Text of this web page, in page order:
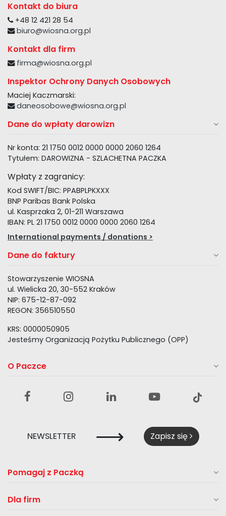
Kontakt do biura
+48 12 421 28 54
biuro@wiosna.org.pl
Kontakt dla firm
firma@wiosna.org.pl
Inspektor Ochrony Danych Osobowych
Maciej Kaczmarski:
daneosobowe@wiosna.org.pl
Dane do wpłaty darowizn
Nr konta: 21 1750 0012 0000 0000 2060 1264
Tytułem: DAROWIZNA - SZLACHETNA PACZKA
Wpłaty z zagranicy:
Kod SWIFT/BIC: PPABPLPKXXX
BNP Paribas Bank Polska
ul. Kasprzaka 2, 01-211 Warszawa
IBAN: PL 21 1750 0012 0000 0000 2060 1264
International payments / donations >
Dane do faktury
Stowarzyszenie WIOSNA
ul. Wielicka 20, 30-552 Kraków
NIP: 675-12-87-092
REGON: 356510550
KRS: 0000050905
Jesteśmy Organizacją Pożytku Publicznego (OPP)
O Paczce
NEWSLETTER ⟶ Zapisz się
Pomagaj z Paczką
Dla firm